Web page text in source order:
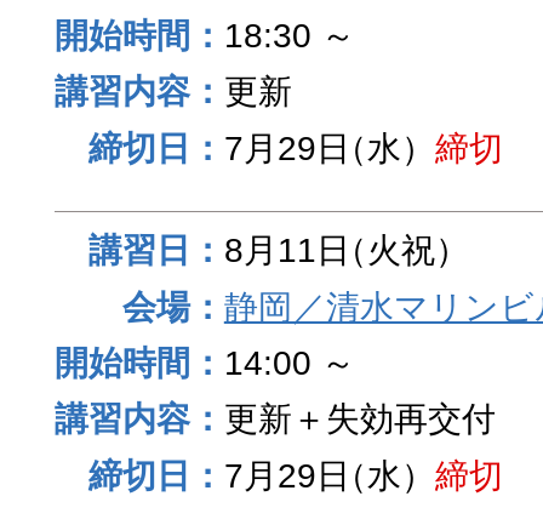
18:30 ～
更新
7月29日（水） 締切
8月11日（火祝）
静岡／清水マリンビ
14:00 ～
更新＋失効再交付
7月29日（水） 締切